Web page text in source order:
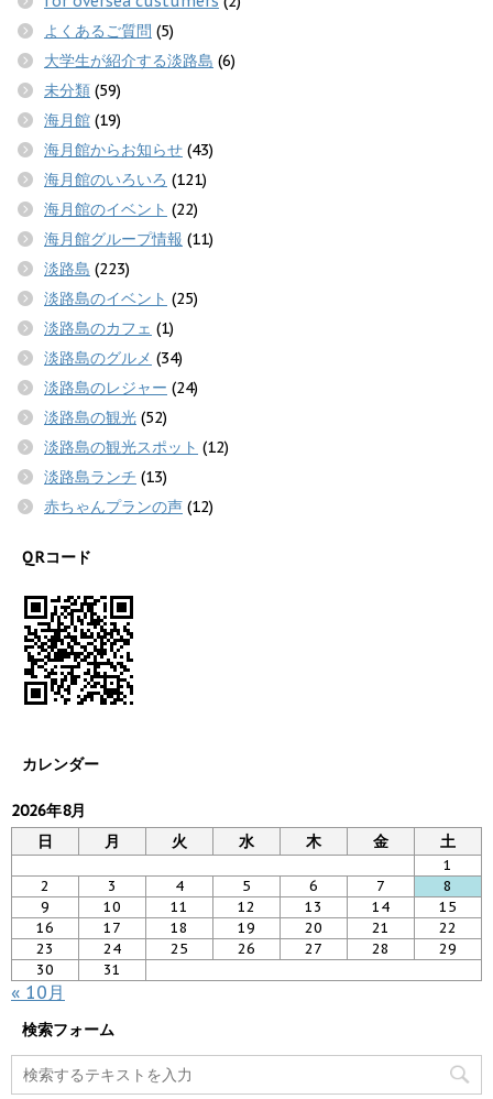
よくあるご質問 (5)
大学生が紹介する淡路島 (6)
未分類 (59)
海月館 (19)
海月館からお知らせ (43)
海月館のいろいろ (121)
海月館のイベント (22)
海月館グループ情報 (11)
淡路島 (223)
淡路島のイベント (25)
淡路島のカフェ (1)
淡路島のグルメ (34)
淡路島のレジャー (24)
淡路島の観光 (52)
淡路島の観光スポット (12)
淡路島ランチ (13)
赤ちゃんプランの声 (12)
QRコード
カレンダー
2026年8月
日
月 火 水 木 金 土
1
2
3 4 5 6 7
8
9
10 11 12 13 14
15
16
17 18 19 20 21
22
23
24 25 26 27 28
29
30
31
« 10月
検索フォーム